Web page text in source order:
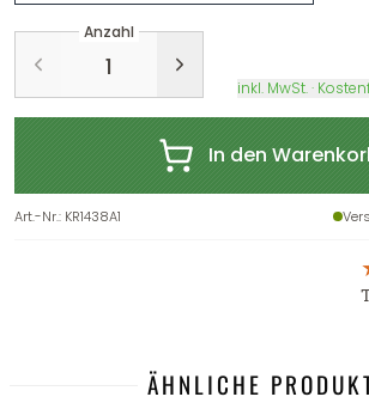
Anzahl
inkl. MwSt. ·
In den
Art.-Nr.: KR1438A1
ÄHNLICHE